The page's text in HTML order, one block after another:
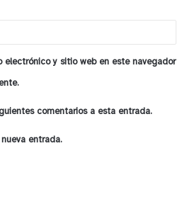
electrónico y sitio web en este navegador
comentarios a esta entrada.
entrada.